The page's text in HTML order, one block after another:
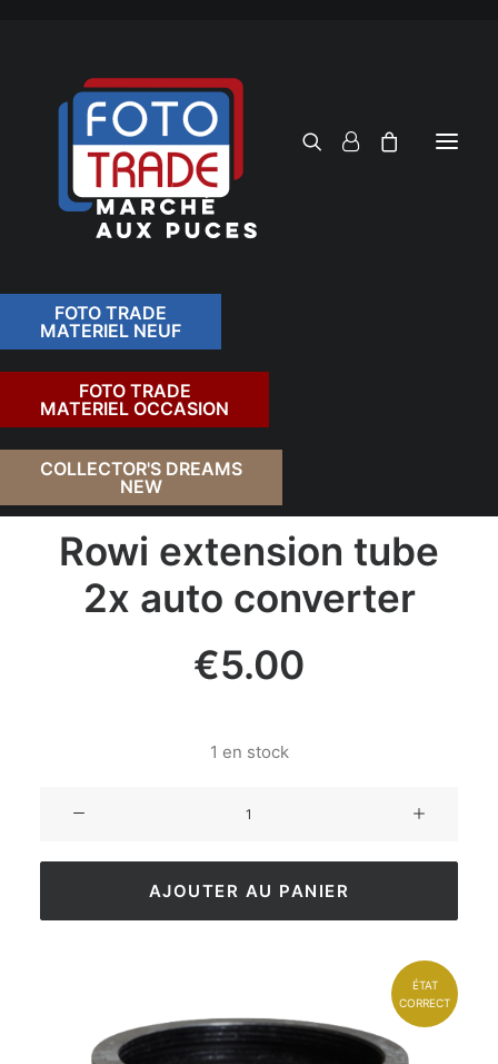
FOTO TRADE
MATERIEL NEUF
FOTO TRADE
MATERIEL OCCASION
COLLECTOR'S DREAMS
NEW
RETOUR
Rowi extension tube
2x auto converter
€5.00
1 en stock
AJOUTER AU PANIER
ÉTAT
CORRECT